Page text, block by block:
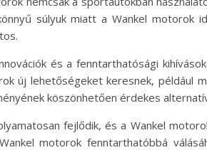
súlyuk miatt a Wankel motorok
és a fenntarthatósági
új lehetőségeket keresnek, például
köszönhetően érdekes
fejlődik, és a Wankel
motorok fenntarthatóbbá